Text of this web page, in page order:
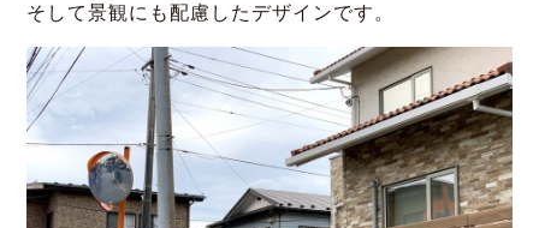
そして景観にも配慮したデザインです。